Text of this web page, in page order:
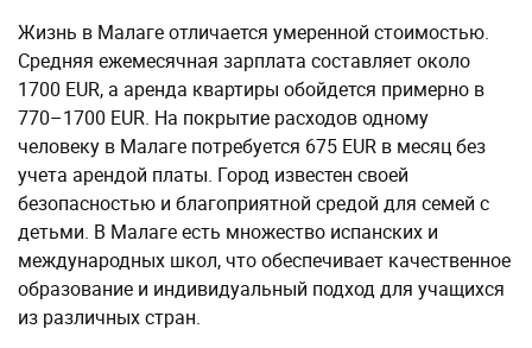
Жизнь в Малаге отличается умеренной стоимостью.
Средняя ежемесячная зарплата составляет около
1700 EUR, а аренда квартиры обойдется примерно в
770–1700 EUR. На покрытие расходов одному
человеку в Малаге потребуется 675 EUR в месяц без
учета арендой платы. Город известен своей
безопасностью и благоприятной средой для семей с
детьми. В Малаге есть множество испанских и
международных школ, что обеспечивает качественное
образование и индивидуальный подход для учащихся
из различных стран.